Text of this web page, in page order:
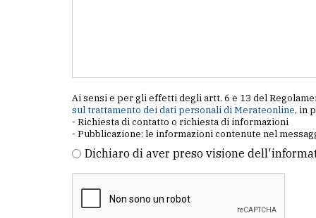
Ai sensi e per gli effetti degli artt. 6 e 13 del
sul trattamento dei dati personali di Merateonline, in
- Richiesta di contatto o richiesta di informazioni
- Pubblicazione: le informazioni contenute nel
Dichiaro di aver preso visione